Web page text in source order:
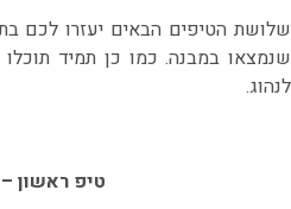
שלושת הטיפים הבאים יעזרו לכם
שנמצאו במבנה. כמו כן תמיד
לנהוג.
√ טיפ